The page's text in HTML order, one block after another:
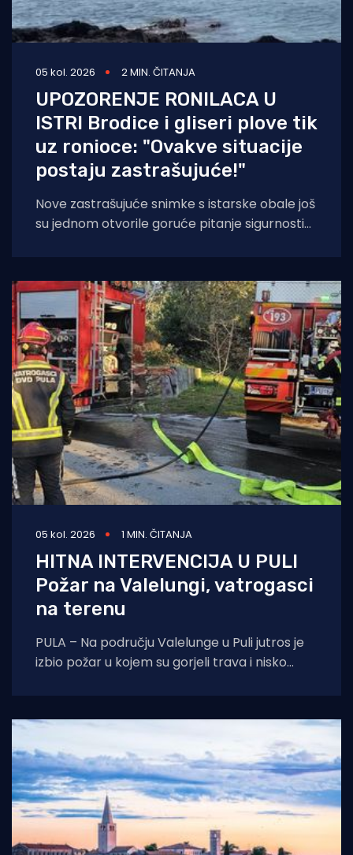
05 kol. 2026 2 MIN. ČITANJA
UPOZORENJE RONILACA U
ISTRI Brodice i gliseri plove tik
uz ronioce: "Ovakve situacije
postaju zastrašujuće!"
Nove zastrašujuće snimke s istarske obale još
su jednom otvorile goruće pitanje sigurnosti
05 kol. 2026 1 MIN. ČITANJA
HITNA INTERVENCIJA U PULI
Požar na Valelungi, vatrogasci
na terenu
PULA – Na području Valelunge u Puli jutros je
izbio požar u kojem su gorjeli trava i nisko